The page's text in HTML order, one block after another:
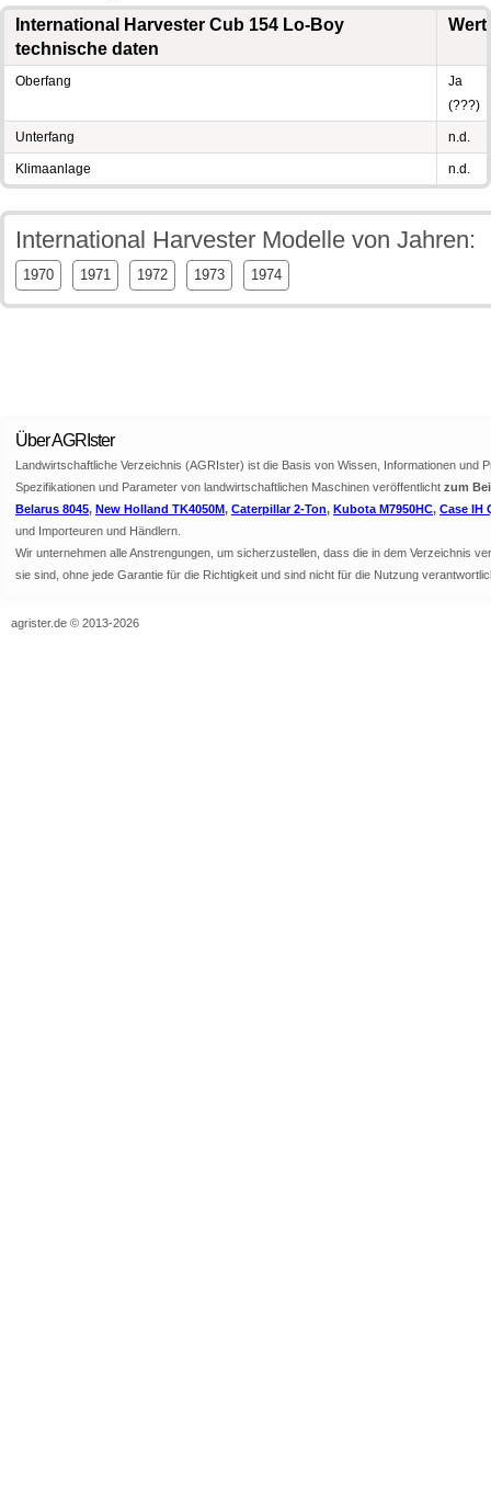
International Harvester Cub 154 Lo-Boy
technische daten
Wert
Oberfang
Ja
(???)
Unterfang n.d.
Klimaanlage n.d.
International Harvester Modelle von Jahren:
1970 1971 1972 1973 1974
Über AGRIster
Landwirtschaftliche Verzeichnis (AGRIster) ist die Basis von Wissen, Informationen
Spezifikationen und Parameter von landwirtschaftlichen Maschinen veröffentlicht zum
Belarus 8045, New Holland TK4050M, Caterpillar 2-Ton, Kubota M7950HC, Case IH
und Importeuren und Händlern.
Wir unternehmen alle Anstrengungen, um sicherzustellen, dass die in dem Verzeichnis
sie sind, ohne jede Garantie für die Richtigkeit und sind nicht für die Nutzung
agrister.de © 2013-2026